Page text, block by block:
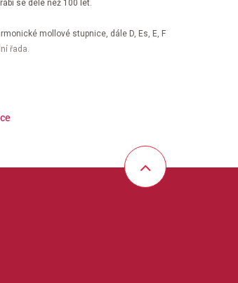
se déle než 100 let.
mollové stupnice, dále D, Es, E, F
řada.